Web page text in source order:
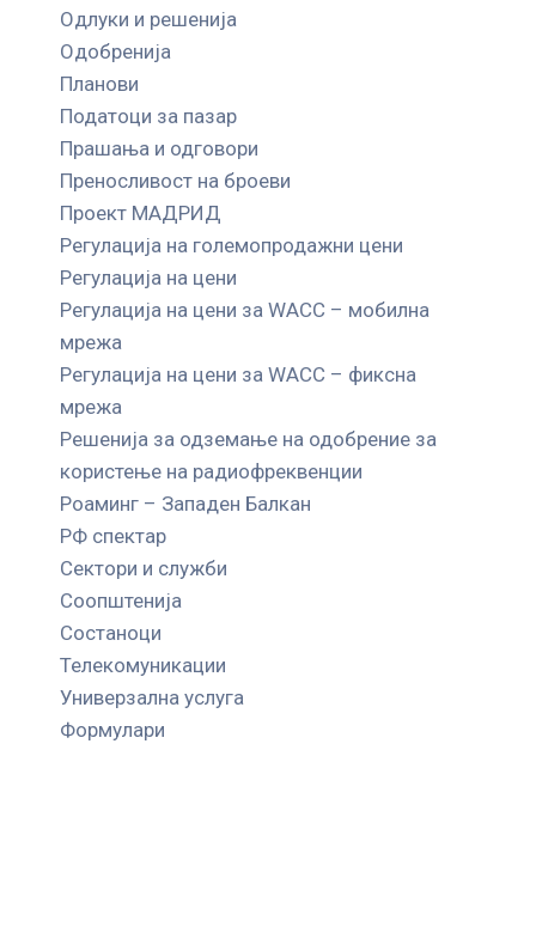
Одлуки и решенија
Одобренија
Планови
Податоци за пазар
Прашања и одговори
Преносливост на броеви
Проект МАДРИД
Регулација на големопродажни цени
Регулација на цени
Регулација на цени за WACC – мобилна
мрежа
Регулација на цени за WACC – фиксна
мрежа
Решенија за одземање на одобрение за
користење на радиофреквенции
Роаминг – Западен Балкан
РФ спектар
Сектори и служби
Соопштенија
Состаноци
Телекомуникации
Универзална услуга
Формулари